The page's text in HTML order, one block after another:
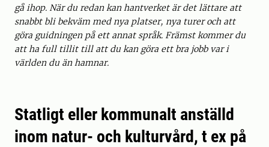
gå ihop. När du redan kan hantverket är det lättare att
snabbt bli bekväm med nya platser, nya turer och att
göra guidningen på ett annat språk. Främst kommer du
att ha full tillit till att du kan göra ett bra jobb var i
världen du än hamnar.
Statligt eller kommunalt anställd
inom natur- och kulturvård, t ex på